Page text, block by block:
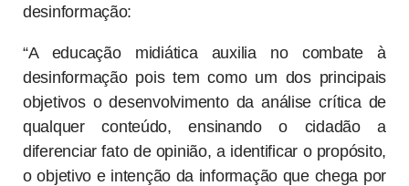
desinformação:
“A educação midiática auxilia no combate à
desinformação pois tem como um dos principais
objetivos o desenvolvimento da análise crítica de
qualquer conteúdo, ensinando o cidadão a
diferenciar fato de opinião, a identificar o propósito,
o objetivo e intenção da informação que chega por